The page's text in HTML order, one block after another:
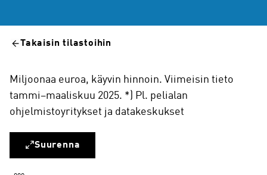
Takaisin tilastoihin
Miljoonaa euroa, käyvin hinnoin. Viimeisin tieto
tammi–maaliskuu 2025. *) Pl. pelialan
ohjelmistoyritykset ja datakeskukset
Suurenna